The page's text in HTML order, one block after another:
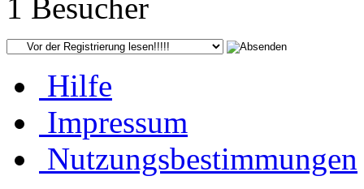
1 Besucher
Hilfe
Impressum
Nutzungsbestimmungen